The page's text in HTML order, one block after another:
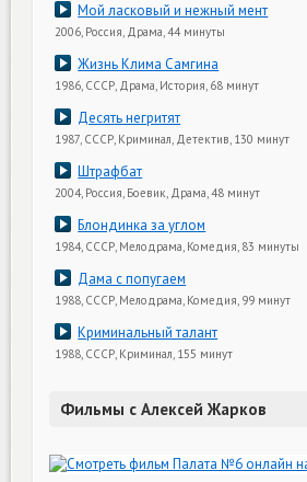
Мой ласковый и нежный мент
2006, Россия, Драма, 44 минуты
Жизнь Клима Самгина
1986, СССР, Драма, История, 68 минут
Десять негритят
1987, СССР, Криминал, Детектив, 130 минут
Штрафбат
2004, Россия, Боевик, Драма, 48 минут
Блондинка за углом
1984, СССР, Мелодрама, Комедия, 83 минуты
Дама с попугаем
1988, СССР, Мелодрама, Комедия, 99 минут
Криминальный талант
1988, СССР, Криминал, 155 минут
Фильмы с Алексей Жарков